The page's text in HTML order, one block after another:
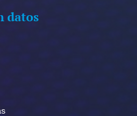
datos